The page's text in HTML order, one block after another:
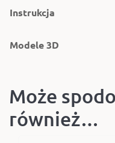
Instrukcja
Modele 3D
Może
również…